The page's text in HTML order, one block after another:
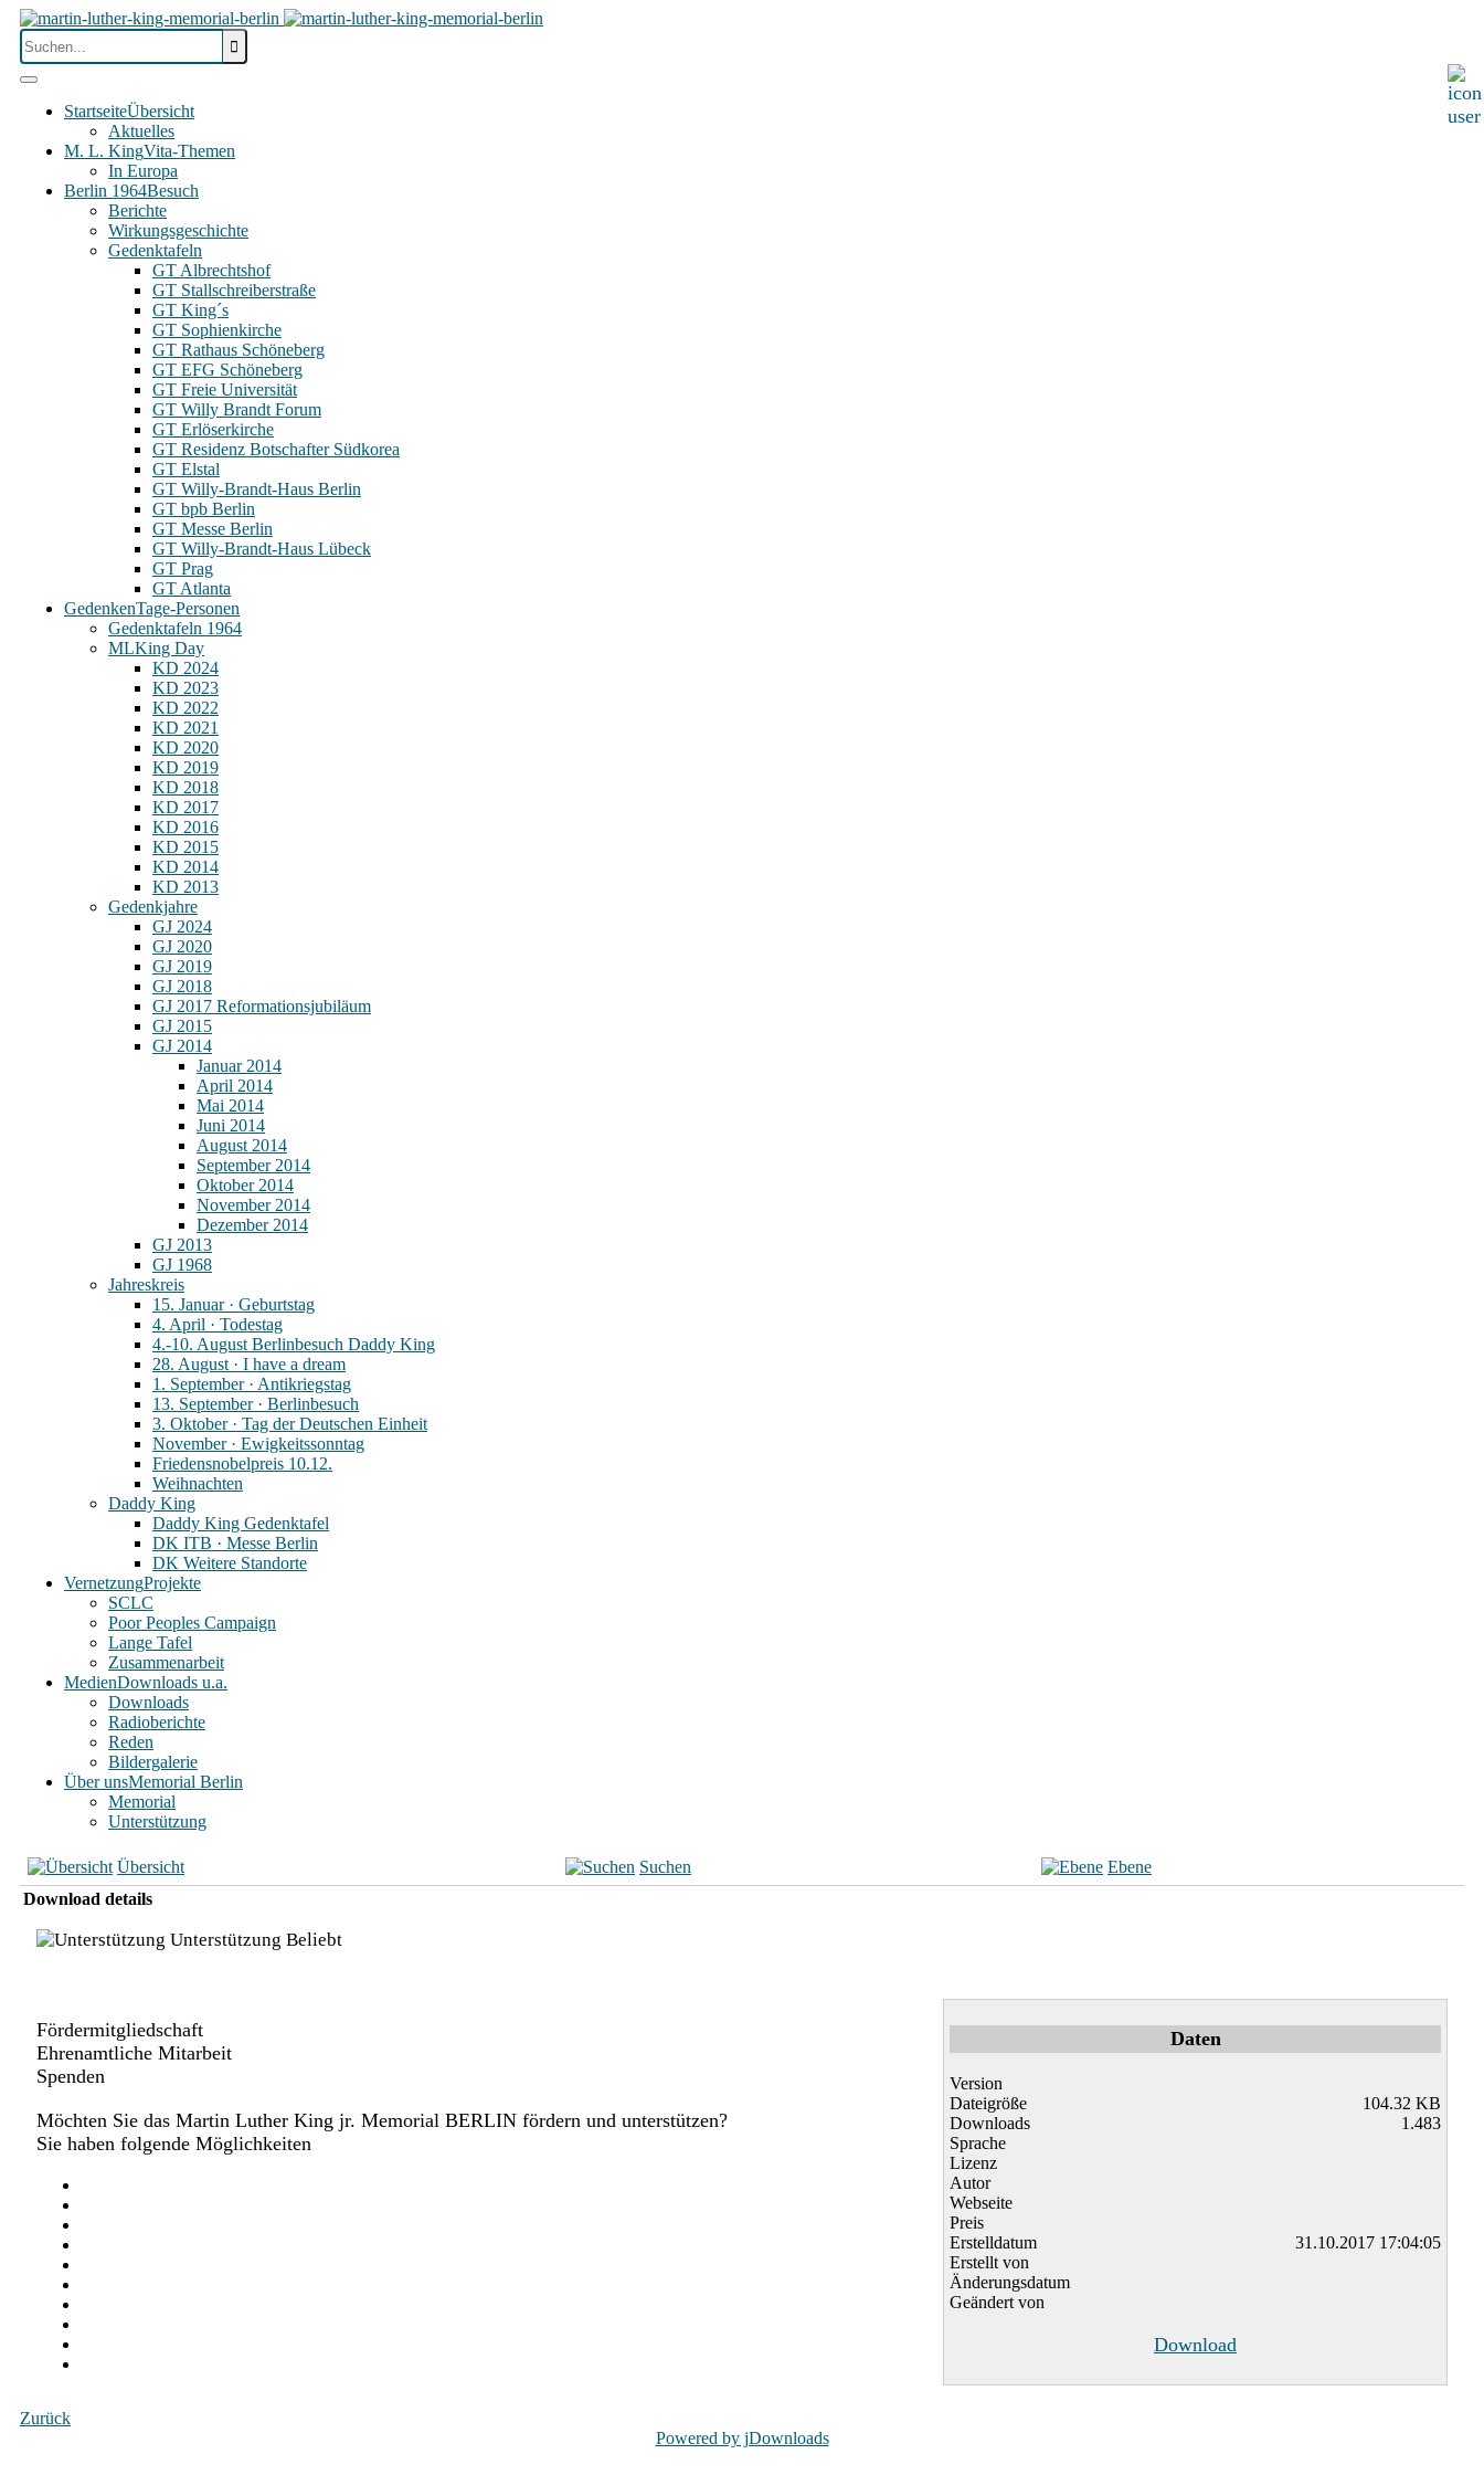
StartseiteÜbersicht
Aktuelles
M. L. KingVita-Themen
In Europa
Berlin 1964Besuch
Berichte
Wirkungsgeschichte
Gedenktafeln
GT Albrechtshof
GT Stallschreiberstraße
GT King´s
GT Sophienkirche
GT Rathaus Schöneberg
GT EFG Schöneberg
GT Freie Universität
GT Willy Brandt Forum
GT Erlöserkirche
GT Residenz Botschafter Südkorea
GT Elstal
GT Willy-Brandt-Haus Berlin
GT bpb Berlin
GT Messe Berlin
GT Willy-Brandt-Haus Lübeck
GT Prag
GT Atlanta
GedenkenTage-Personen
Gedenktafeln 1964
MLKing Day
KD 2024
KD 2023
KD 2022
KD 2021
KD 2020
KD 2019
KD 2018
KD 2017
KD 2016
KD 2015
KD 2014
KD 2013
Gedenkjahre
GJ 2024
GJ 2020
GJ 2019
GJ 2018
GJ 2017 Reformationsjubiläum
GJ 2015
GJ 2014
Januar 2014
April 2014
Mai 2014
Juni 2014
August 2014
September 2014
Oktober 2014
November 2014
Dezember 2014
GJ 2013
GJ 1968
Jahreskreis
15. Januar · Geburtstag
4. April · Todestag
4.-10. August Berlinbesuch Daddy King
28. August · I have a dream
1. September · Antikriegstag
13. September · Berlinbesuch
3. Oktober · Tag der Deutschen Einheit
November · Ewigkeitssonntag
Friedensnobelpreis 10.12.
Weihnachten
Daddy King
Daddy King Gedenktafel
DK ITB · Messe Berlin
DK Weitere Standorte
VernetzungProjekte
SCLC
Poor Peoples Campaign
Lange Tafel
Zusammenarbeit
MedienDownloads u.a.
Downloads
Radioberichte
Reden
Bildergalerie
Über unsMemorial Berlin
Memorial
Unterstützung
Übersicht Suchen
Ebene
Download details
Unterstützung Beliebt
Fördermitgliedschaft
Ehrenamtliche Mitarbeit
Spenden
Möchten Sie das Martin Luther King jr. Memorial BERLIN fördern und unterstützen?
Sie haben folgende Möglichkeiten
Daten
Version
Dateigröße
104.32 KB
Downloads
1.483
Sprache
Lizenz
Autor
Webseite
Preis
Erstelldatum
31.10.2017 17:04:05
Erstellt von
Änderungsdatum
Geändert von
Download
Zurück
Powered by jDownloads